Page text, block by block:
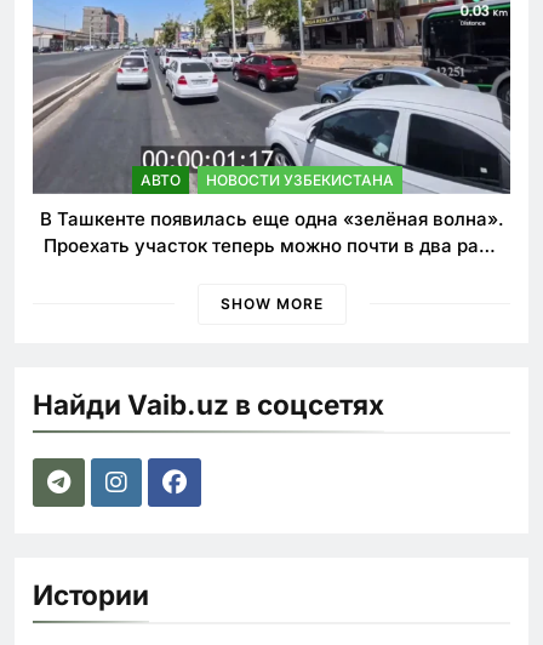
АВТО НОВОСТИ УЗБЕКИСТАНА
В Ташкенте появилась еще одна «зелёная волна».
Проехать участок теперь можно почти в два раза
SHOW MORE
Найди Vaib.uz в соцсетях
Истории